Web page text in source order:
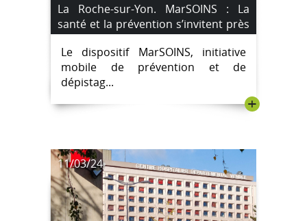
La Roche-sur-Yon. MarSOINS : La
santé et la prévention s’invitent près
de chez vous
Le dispositif MarSOINS, initiative
mobile de prévention et de
dépistag...
+
11/03/24